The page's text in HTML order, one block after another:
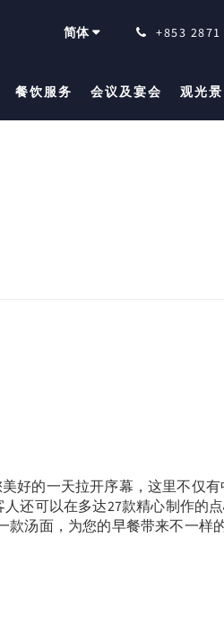
简体 +853 2871
餐饮服务 会议及宴会 观光
好的一天拉开序幕，这里不仅有
还可以在多达27款精心制作的
款汤面，为您的早餐带来不一样